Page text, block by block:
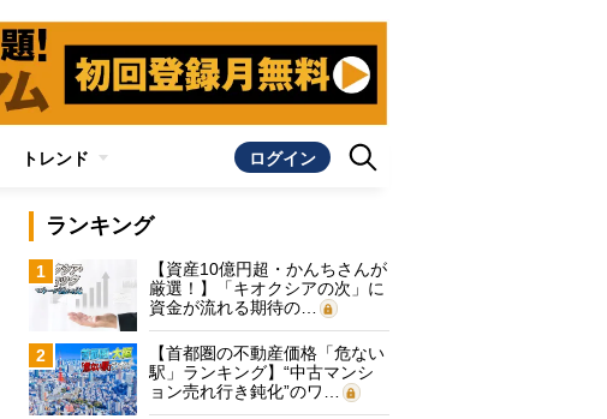
トレンド ログイン
ランキング
1
【資産10億円超・かんちさんが
厳選！】「キオクシアの次」に
資金が流れる期待の…
2
【首都圏の不動産価格「危ない
駅」ランキング】“中古マンシ
ョン売れ行き鈍化”のワ…